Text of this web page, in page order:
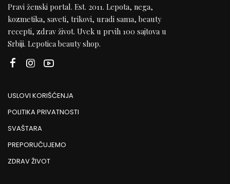
Pravi ženski portal. Est. 2011. Lepota, nega,
kozmetika, saveti, trikovi, uradi sama, beauty
recepti, zdrav život. Uvek u prvih 100 sajtova u
Srbiji. Lepotica beauty shop.
USLOVI KORIŠĆENJA
POLITIKA PRIVATNOSTI
SVAŠTARA
PREPORUČUJEMO
ZDRAV ŽIVOT